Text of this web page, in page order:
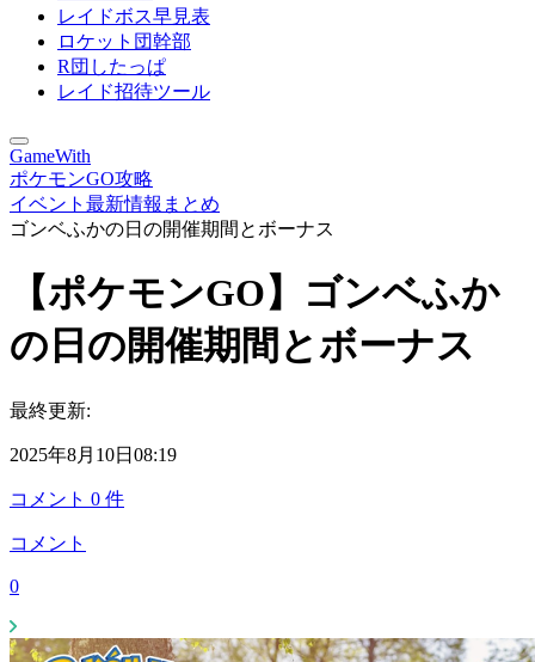
レイドボス早見表
ロケット団幹部
R団したっぱ
レイド招待ツール
GameWith
ポケモンGO攻略
イベント最新情報まとめ
ゴンベふかの日の開催期間とボーナス
【ポケモンGO】ゴンベふか
の日の開催期間とボーナス
最終更新:
2025年8月10日08:19
コメント 0 件
コメント
0